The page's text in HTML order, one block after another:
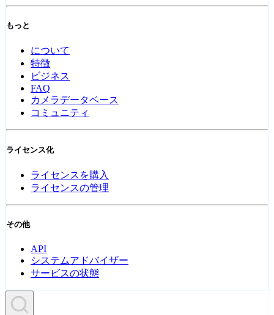
もっと
について
特徴
ビジネス
FAQ
カメラデータベース
コミュニティ
ライセンス化
ライセンスを購入
ライセンスの管理
その他
API
システムアドバイザー
サービスの状態